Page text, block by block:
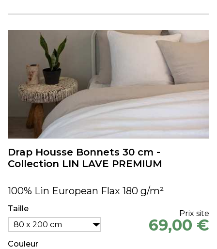
Drap Housse Bonnets 30 cm -
Collection LIN LAVE PREMIUM
100% Lin European Flax 180 g/m²
Taille
80 x 200 cm
Couleur
Prix site
69,00 €